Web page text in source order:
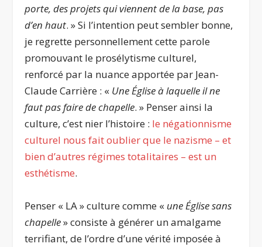
porte, des projets qui viennent de la base, pas
d’en haut. » Si l’intention peut sembler bonne,
je regrette personnellement cette parole
promouvant le prosélytisme culturel,
renforcé par la nuance apportée par Jean-
Claude Carrière : « Une Église à laquelle il ne
faut pas faire de chapelle. » Penser ainsi la
culture, c’est nier l’histoire : le négationnisme
culturel nous fait oublier que le nazisme – et
bien d’autres régimes totalitaires – est un
esthétisme.
Penser « LA » culture comme « une Église sans
chapelle» consiste à générer un amalgame
terrifiant, de l’ordre d’une vérité imposée à